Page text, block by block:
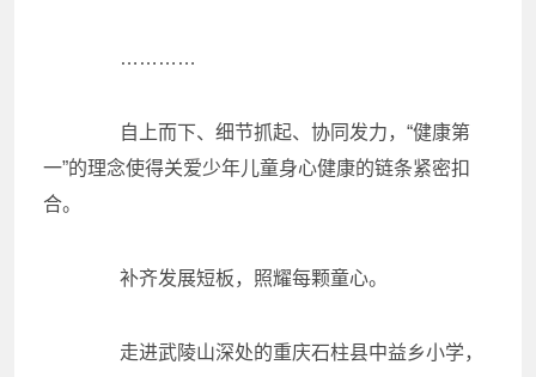
…………
自上而下、细节抓起、协同发力，“健康第
一”的理念使得关爱少年儿童身心健康的链条紧密扣
合。
补齐发展短板，照耀每颗童心。
走进武陵山深处的重庆石柱县中益乡小学，